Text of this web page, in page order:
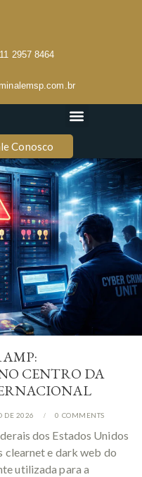
11 2957 8464
Conosco
CENTRO DA
DE 2026 0 COMMENTS
dos Estados Unidos
clearnet e dark web do
utilizada para a